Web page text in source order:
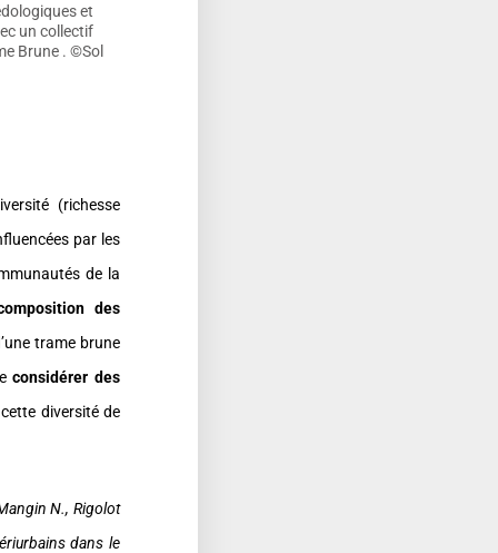
et
un collectif
Brune . ©Sol
(richesse
par les
de la
des
trame brune
considérer des
diversité de
N., Rigolot
dans le